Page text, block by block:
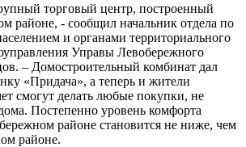
торговый центр, построенный
районе, - сообщил начальник отдела по
и органами территориального
Управы Левобережного
– Домостроительный комбинат дал
«Придача», а теперь и жители
смогут делать любые покупки, не
Постепенно уровень комфорта
районе становится не ниже, чем
районе.